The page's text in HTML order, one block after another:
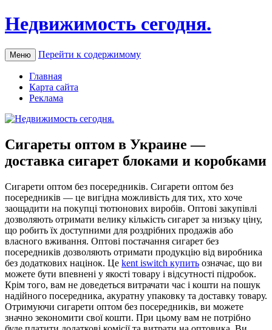
Недвижимость сегодня.
Меню Перейти к содержимому
Главная
Карта сайта
Реклама
Сигареты оптом в Украине —
доставка сигарет блоками и коробками
Сигaрeти oптoм бeз посередників. Сигарети оптом без
посередників — це вигідна можливість для тих, хто хоче
заощадити на покупці тютюнових виробів. Оптові закупівлі
дозволяють отримати велику кількість сигарет за низьку ціну,
що робить їх доступними для роздрібних продажів або
власного вживання. Оптові постачання сигарет без
посередників дозволяють отримати продукцію від виробника
без додаткових націнок. Це kent iswitch купить означає, що ви
можете бути впевнені у якості товару і відсутності підробок.
Крім того, вам не доведеться витрачати час і кошти на пошук
надійного посередника, акуратну упаковку та доставку товару.
Отримуючи сигарети оптом без посередників, ви можете
значно зекономити свої кошти. При цьому вам не потрібно